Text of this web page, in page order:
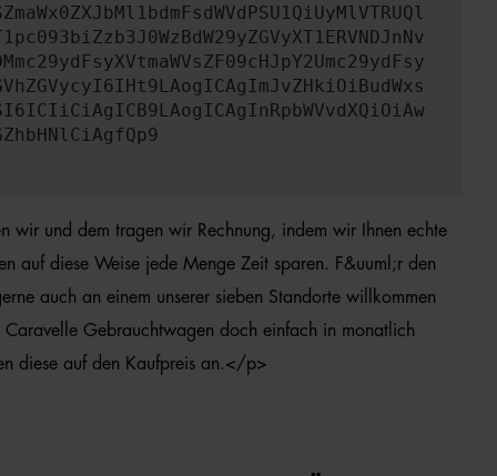
wir und dem tragen wir Rechnung, indem wir Ihnen echte
auf diese Weise jede Menge Zeit sparen. F&uuml;r den
auch an einem unserer sieben Standorte willkommen
Gebrauchtwagen doch einfach in monatlich
diese auf den Kaufpreis an.</p>